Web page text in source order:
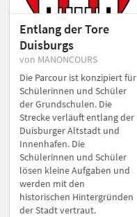
Entlang der Tore
Duisburgs
von MANONCOURS
Die Parcour ist konzipiert für
Schülerinnen und Schüler
der Grundschulen. Die
Strecke verläuft entlang der
Duisburger Altstadt und
Innenhafen. Die
Schülerinnen und Schüler
lösen kleine Aufgaben und
werden mit den
historischen Hintergründen
der Stadt vertraut.